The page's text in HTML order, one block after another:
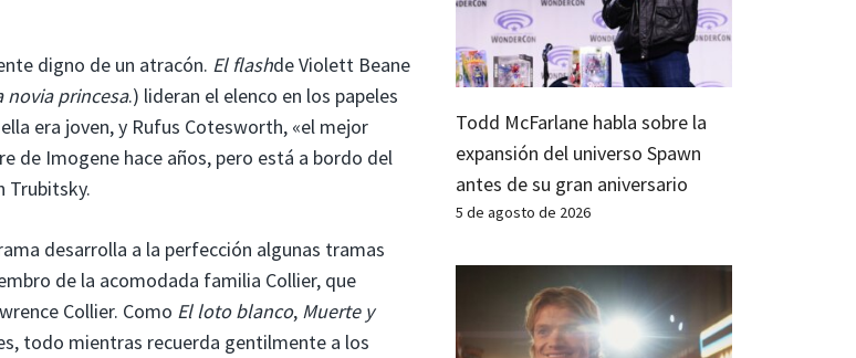
digno de un atracón. El flashde Violett Beane
novia princesa.) lideran el elenco en los papeles
era joven, y Rufus Cotesworth, «el mejor
de Imogene hace años, pero está a bordo del
Trubitsky.
desarrolla a la perfección algunas tramas
de la acomodada familia Collier, que
Collier. Como El loto blanco, Muerte y
todo mientras recuerda gentilmente a los
Todd McFarlane habla sobre la
expansión del universo Spawn
antes de su gran aniversario
5 de agosto de 2026